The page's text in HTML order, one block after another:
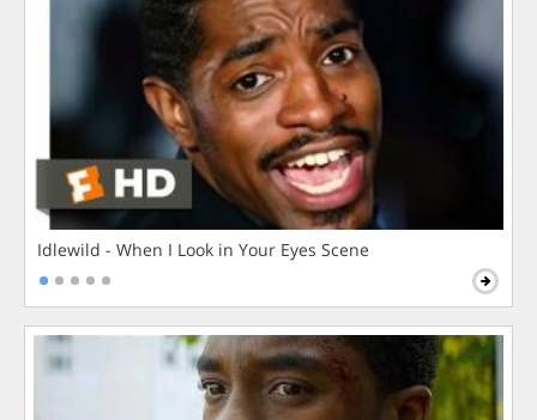
Idlewild - When I Look in Your Eyes Scene